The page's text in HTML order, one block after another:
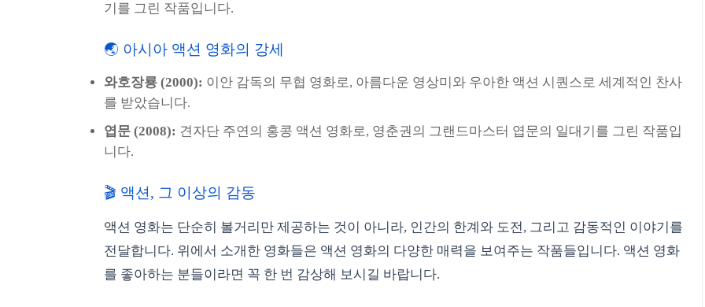
기를 그린 작품입니다.
🌏 아시아 액션 영화의 강세
와호장룡 (2000): 이안 감독의 무협 영화로, 아름다운 영상미와 우아한 액션 시퀀스로 세계적인 찬사
를 받았습니다.
엽문 (2008): 견자단 주연의 홍콩 액션 영화로, 영춘권의 그랜드마스터 엽문의 일대기를 그린 작품입
니다.
🎬 액션, 그 이상의 감동
액션 영화는 단순히 볼거리만 제공하는 것이 아니라, 인간의 한계와 도전, 그리고 감동적인 이야기를
전달합니다. 위에서 소개한 영화들은 액션 영화의 다양한 매력을 보여주는 작품들입니다. 액션 영화
를 좋아하는 분들이라면 꼭 한 번 감상해 보시길 바랍니다.